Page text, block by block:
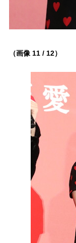
（画像 11 / 12）